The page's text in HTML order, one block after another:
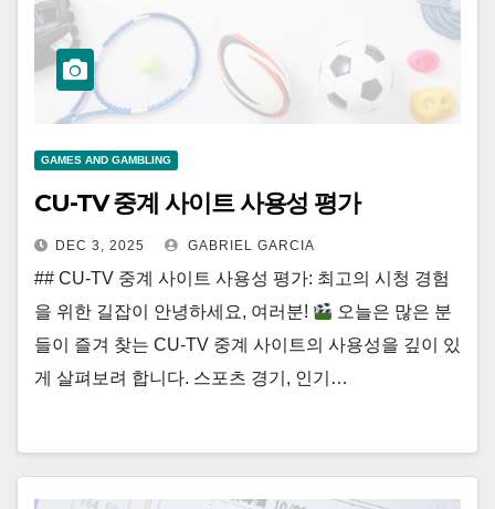
GAMES AND GAMBLING
CU-TV 중계 사이트 사용성 평가
DEC 3, 2025 GABRIEL GARCIA
## CU-TV 중계 사이트 사용성 평가: 최고의 시청 경험
을 위한 길잡이 안녕하세요, 여러분!
오늘은 많은 분
들이 즐겨 찾는 CU-TV 중계 사이트의 사용성을 깊이 있
게 살펴보려 합니다. 스포츠 경기, 인기…